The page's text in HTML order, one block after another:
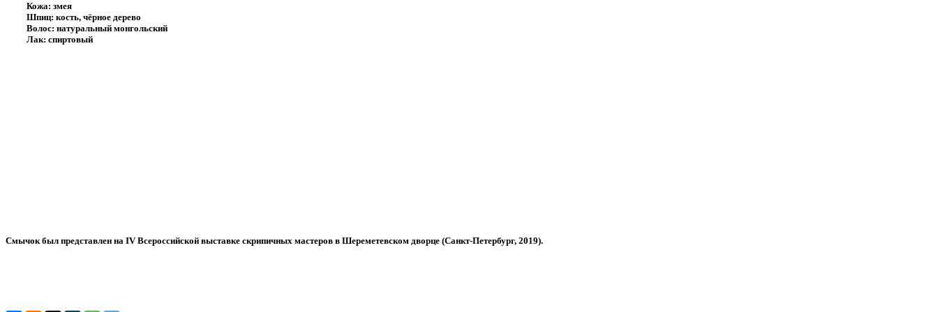
Кожа: змея
Шпиц: кость, чёрное дерево
Волос: натуральный монгольский
Лак: спиртовый
Смычок был представлен на IV Всероссийской выставке скрипичных мастеров в Шереметевском дворце (Санкт-Петербург, 2019).